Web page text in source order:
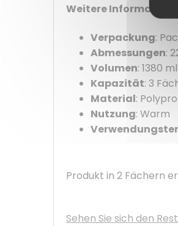
Weitere
Verpackung:
Abmessungen:
Volumen: 1380 ml
Kapazität: 3
Material:
Nutzung: Warm
Produkt in 2 Fächern
Sehen Sie sich den